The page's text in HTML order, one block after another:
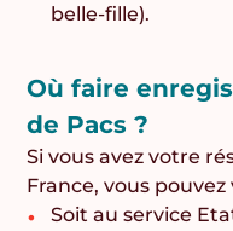
belle-fille).
Où faire
de Pacs ?
Si vous avez votre
France, vous pouvez
Soit au service